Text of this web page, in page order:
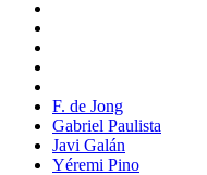
F. de Jong
Gabriel Paulista
Javi Galán
Yéremi Pino